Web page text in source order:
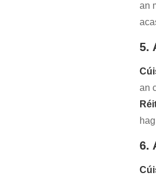
an
5.
an
6.